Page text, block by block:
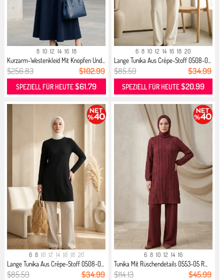
8 10 12 14 16 18
Kurzarm-Westenkleid Mit Knöpfen Und...
$256.83 $102.99
SPEZIELL FÜR HEUTE$61.79
6 8 10 12 14 16 18 20
Lange Tunika Aus Crêpe-Stoff 0508-0...
$85.59 $34.99
SPEZIELL FÜR HEUTE$20.99
6 8 10 12 14 16 18 20
Lange Tunika Aus Crêpe-Stoff 0508-0...
$85.59 $34.99
6 8 10 12 14 16
Tunika Mit Rüschendetails 0553-05 R...
$114.13 $45.99